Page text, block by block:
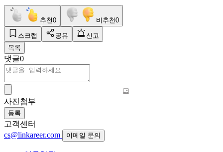
추천0 비추천0
스크랩 공유
신고
목록
댓글0
사진첨부
등록
고객센터
cs@linkareer.com
이메일 문의